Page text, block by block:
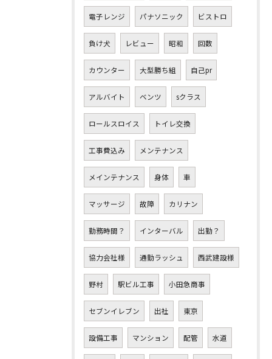
電子レンジ パナソニック ビストロ
負け犬 レビュー 昭和 回数
カウンター 大型勝ち組 自己pr
アルバイト ベンツ sクラス
ロールスロイス トイレ交換
工事費込み メンテナンス
メインテナンス 身体 車
マッサージ 故障 カリナン
勤務時間？ インターバル 出勤？
協力会社様 通勤ラッシュ 西武建設様
野村 駅ビル工事 小田急商事
セブンイレブン 出社 東京
設備工事 マンション 配管 水道